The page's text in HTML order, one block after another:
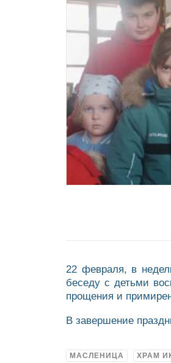
22 февраля, в
беседу с детьми
прощения и
В завершение
МАСЛЕНИЦА ХРАМ